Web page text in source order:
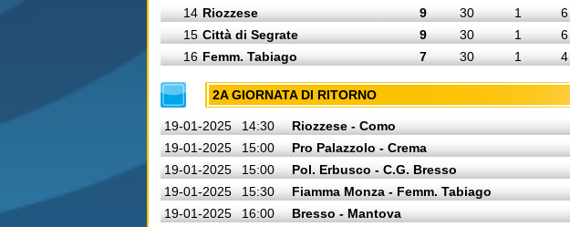
14 Riozzese 9 30 1 6
15 Città di Segrate 9 30 1 6
16 Femm. Tabiago 7 30 1 4
2A GIORNATA DI RITORNO
19-01-2025 14:30 Riozzese - Como
19-01-2025
15:00 Pro Palazzolo - Crema
19-01-2025
15:00 Pol. Erbusco - C.G. Bresso
19-01-2025
15:30 Fiamma Monza - Femm. Tabiago
19-01-2025
16:00 Bresso - Mantova